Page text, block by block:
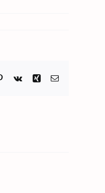
Pinterest
Vk Xing Email